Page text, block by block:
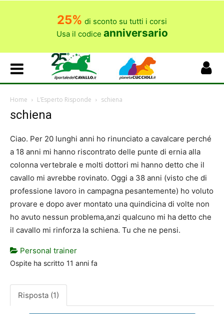
25% di sconto su tutti i corsi
Usa il codice anniversario
Home L’Esperto Risponde schiena
schiena
Ciao. Per 20 lunghi anni ho rinunciato a cavalcare perché
a 18 anni mi hanno riscontrato delle punte di ernia alla
colonna vertebrale e molti dottori mi hanno detto che il
cavallo mi avrebbe rovinato. Oggi a 38 anni (visto che di
professione lavoro in campagna pesantemente) ho voluto
provare e dopo aver montato una quindicina di volte non
ho avuto nessun problema,anzi qualcuno mi ha detto che
il cavallo mi rinforza la schiena. Tu che ne pensi.
Personal trainer
Ospite ha scritto 11 anni fa
Risposta (1)